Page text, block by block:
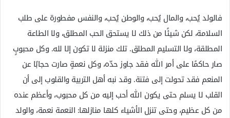
فالولد يُحب، والمال يُحب، والوطن يُحب، والنفس مفطورة على طلب
السلامة، لكن شيئًا من ذلك لا يستحق الحب المطلق، ولا الطاعة
المطلقة، ولا التسليم المطلق. تلك منزلة لا تكون إلا لله. وكل محبوبٍ
صار حاكمًا على أمر الله فقد جاوز حدّه، وكل نعمةٍ صارت حجابًا عن
المنعم فقد تحولت إلى فتنة. وقد نبه أهل التربية والقلوب إلى أن
القلب لا يسلم حتى يكون الله أحب إليه من كل محبوب، وأعظم عنده
من كل عظيم، وحتى تنزل الأشياء كلها منازلها: النعمة نعمة، والولد